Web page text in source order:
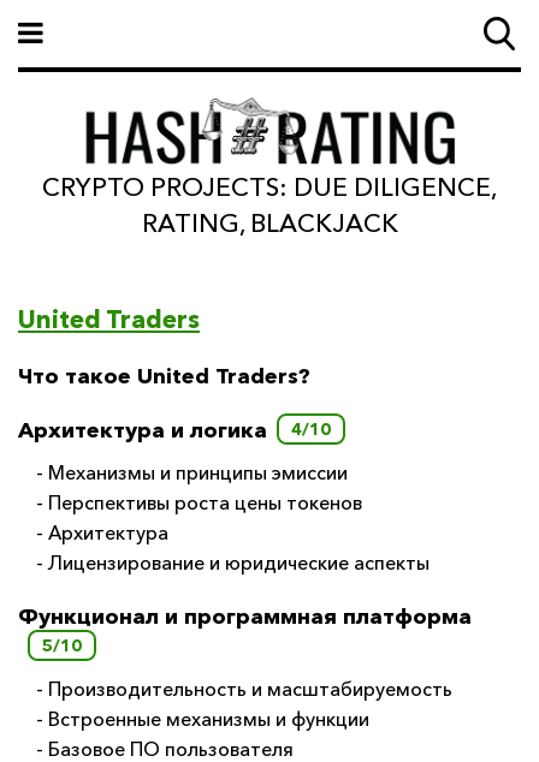
CRYPTO PROJECTS: DUE DILIGENCE,
RATING, BLACKJACK
United Traders
Что такое United Traders?
Архитектура и логика 4/10
- Механизмы и принципы эмиссии
- Перспективы роста цены токенов
- Архитектура
- Лицензирование и юридические аспекты
Функционал и программная платформа
5/10
- Производительность и масштабируемость
- Встроенные механизмы и функции
- Базовое ПО пользователя